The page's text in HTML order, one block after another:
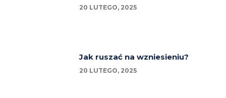
20 LUTEGO, 2025
Jak ruszać na wzniesieniu?
20 LUTEGO, 2025